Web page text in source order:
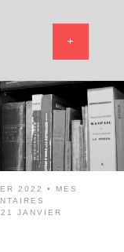
2022 •
MES
JANVIER